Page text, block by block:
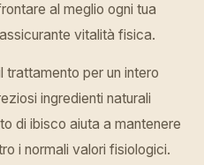
al meglio ogni tua
vitalità fisica.
trattamento per un intero
ingredienti naturali
di ibisco aiuta a mantenere
i normali valori fisiologici.